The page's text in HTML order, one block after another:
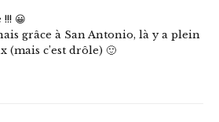
😀
grâce à San Antonio, là y a plein
(mais c’est drôle) 🙂